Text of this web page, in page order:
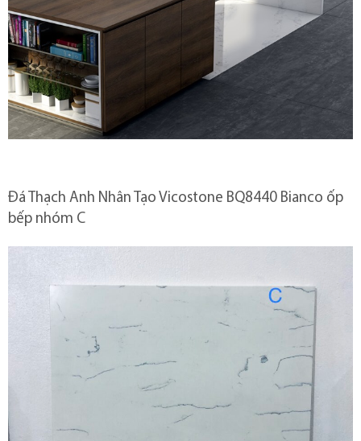
Đá Thạch Anh Nhân Tạo Vicostone BQ8440 Bianco ốp
bếp nhóm C